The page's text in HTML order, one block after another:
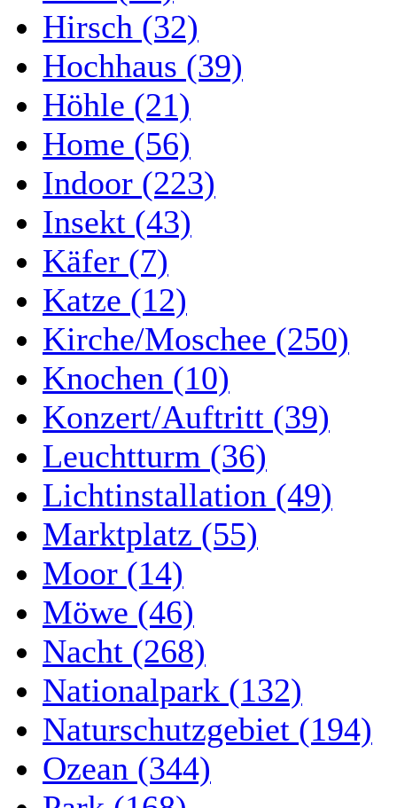
Hirsch (32)
Hochhaus (39)
Höhle (21)
Home (56)
Indoor (223)
Insekt (43)
Käfer (7)
Katze (12)
Kirche/Moschee (250)
Knochen (10)
Konzert/Auftritt (39)
Leuchtturm (36)
Lichtinstallation (49)
Marktplatz (55)
Moor (14)
Möwe (46)
Nacht (268)
Nationalpark (132)
Naturschutzgebiet (194)
Ozean (344)